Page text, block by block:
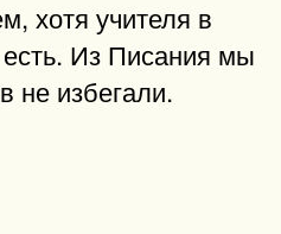
хотя учителя в
Из Писания мы
не избегали.